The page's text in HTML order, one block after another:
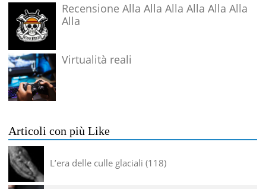
Recensione Alla Alla Alla Alla Alla Alla
Alla
Virtualità reali
Articoli con più Like
L’era delle culle glaciali 118